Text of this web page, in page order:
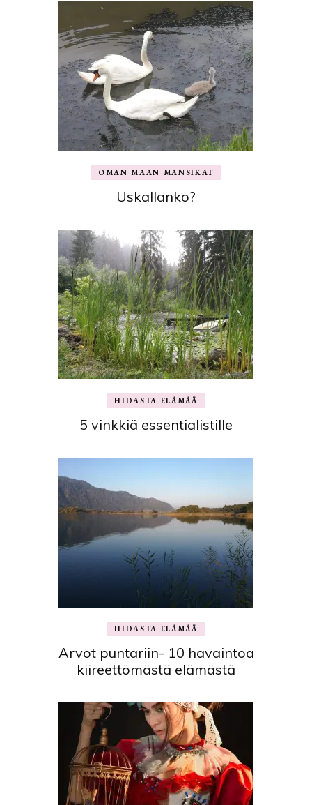
OMAN MAAN MANSIKAT
Uskallanko?
HIDASTA ELÄMÄÄ
5 vinkkiä essentialistille
HIDASTA ELÄMÄÄ
Arvot puntariin- 10 havaintoa
kiireettömästä elämästä